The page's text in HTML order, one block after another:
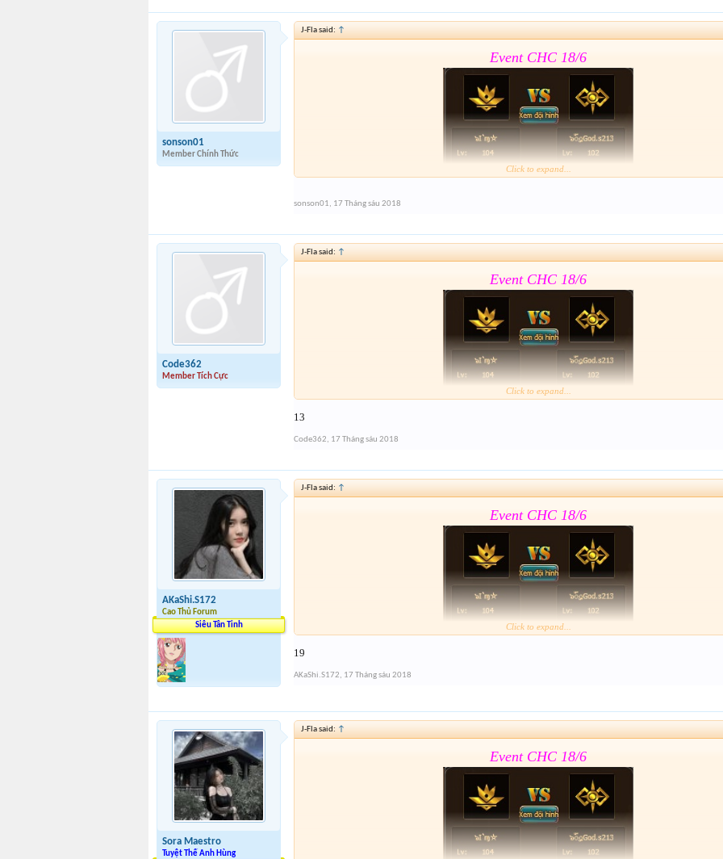
lâu hết giải nhỉ
sonson01
Member Chính Thức
J-Fla said: ↑
Event CHC 18/6
lâu hết giải nhỉ
Click to expand...
sonson01, 17 Tháng sáu 2018
Code362
Member Tích Cực
J-Fla said: ↑
Event CHC 18/6
lâu hết giải nhỉ
Click to expand...
13
Code362, 17 Tháng sáu 2018
AKaShi.S172
Cao Thủ Forum
Siêu Tân Tinh
J-Fla said: ↑
Event CHC 18/6
Click to expand...
19
AKaShi.S172, 17 Tháng sáu 2018
Sora Maestro
Tuyệt Thế Anh Hùng
J-Fla said: ↑
Event CHC 18/6